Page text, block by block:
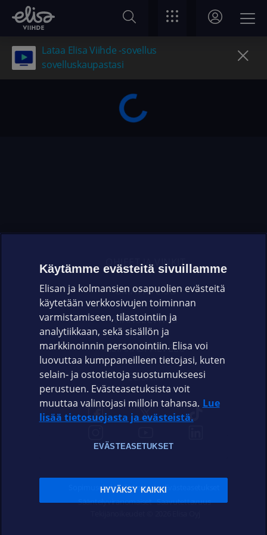
Lataa Elisa Viihde -sovellus
sovelluskaupastasi
OHJEET JA VINKIT
OMAYHTEISÖ
VIANSELVITYS
ASIAKASPALVELU
ELISA.FI
Sopimusehdot Tietosuoja Evästeasetukset
Sääntelyviranomaiset Saavutettavuus
Käytämme evästeitä sivuillamme
Elisan ja kolmansien osapuolien evästeitä
käytetään verkkosivujen toiminnan
varmistamiseen, tilastointiin ja
analytiikkaan, sekä sisällön ja
markkinoinnin personointiin. Elisa voi
luovuttaa kumppaneilleen tietojasi, kuten
selain- ja ostotietoja suostumukseesi
perustuen. Evästeasetuksista voit
muuttaa valintojasi milloin tahansa. Lue
lisää tietosuojasta ja evästeistä.
EVÄSTEASETUKSET
HYVÄKSY KAIKKI